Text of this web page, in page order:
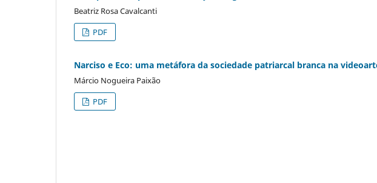
Beatriz Rosa Cavalcanti
PDF
Narciso e Eco: uma metáfora da sociedade patriarcal branca na
Márcio Nogueira Paixão
PDF